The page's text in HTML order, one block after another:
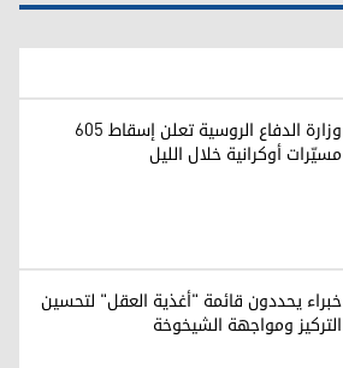
وزارة الدفاع الروسية تعلن إسقاط 605
مسيّرات أوكرانية خلال الليل
خبراء يحددون قائمة "أغذية العقل" لتحسين
التركيز ومواجهة الشيخوخة